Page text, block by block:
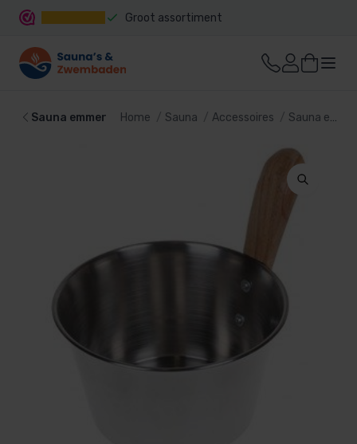
Groot assortiment
Sauna emmer Home Sauna Accessoires Sauna emmer